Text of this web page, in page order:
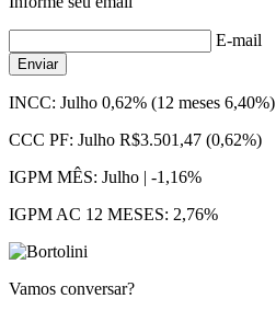
E-mail
Enviar
INCC: Julho 0,62% (12 meses 6,40%)
CCC PF: Julho R$3.501,47 (0,62%)
IGPM MÊS: Julho | -1,16%
IGPM AC 12 MESES: 2,76%
Vamos conversar?